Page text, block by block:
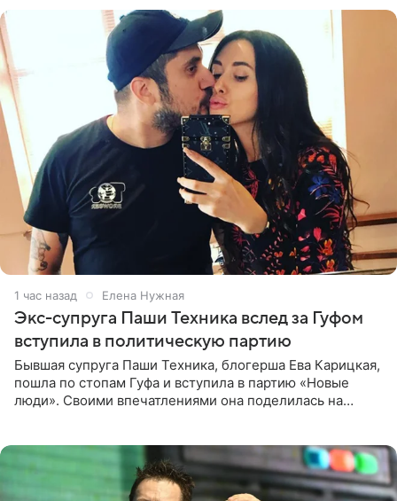
1 час назад Елена Нужная
Экс-супруга Паши Техника вслед за Гуфом
вступила в политическую партию
Бывшая супруга Паши Техника, блогерша Ева Карицкая,
пошла по стопам Гуфа и вступила в партию «Новые
люди». Своими впечатлениями она поделилась на